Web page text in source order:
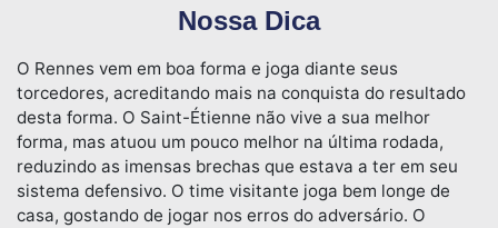
Nossa Dica
O Rennes vem em boa forma e joga diante seus
torcedores, acreditando mais na conquista do resultado
desta forma. O Saint-Étienne não vive a sua melhor
forma, mas atuou um pouco melhor na última rodada,
reduzindo as imensas brechas que estava a ter em seu
sistema defensivo. O time visitante joga bem longe de
casa, gostando de jogar nos erros do adversário. O